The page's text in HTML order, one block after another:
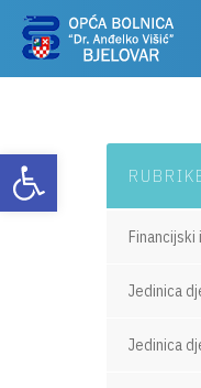
Otvori alatnu traku
Financijski
Jedinica
Jedinica